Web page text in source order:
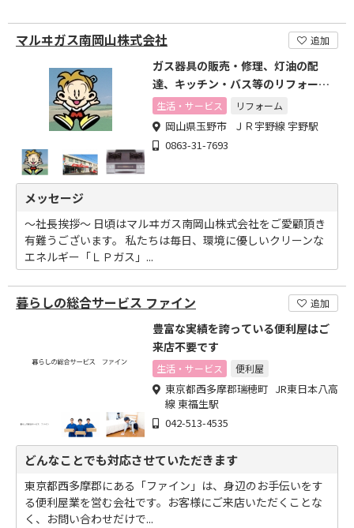
マルヰガス南岡山株式会社 追加
ガス器具の販売・修理、灯油の配
達、キッチン・バス等のリフォーム
など幅広く取り扱っています
生活・サービス リフォーム
岡山県玉野市 ＪＲ宇野線 宇野駅
0863-31-7693
メッセージ
～社長挨拶～ 日頃はマルヰガス南岡山株式会社をご愛顧頂き
有難うございます。 私たちは毎日、環境に優しいクリーンな
エネルギー「ＬＰガス」...
暮らしの総合サービス ファイン 追加
豊富な実績を誇っている便利屋はご
来店不要です
生活・サービス 便利屋
東京都西多摩郡瑞穂町 JR東日本八高
線 東福生駅
042-513-4535
どんなことでも対応させていただきます
東京都西多摩郡にある「ファイン」は、身辺のお手伝いをす
る便利屋業を営む会社です。お客様にご来店いただくことな
く、お問い合わせだけで...